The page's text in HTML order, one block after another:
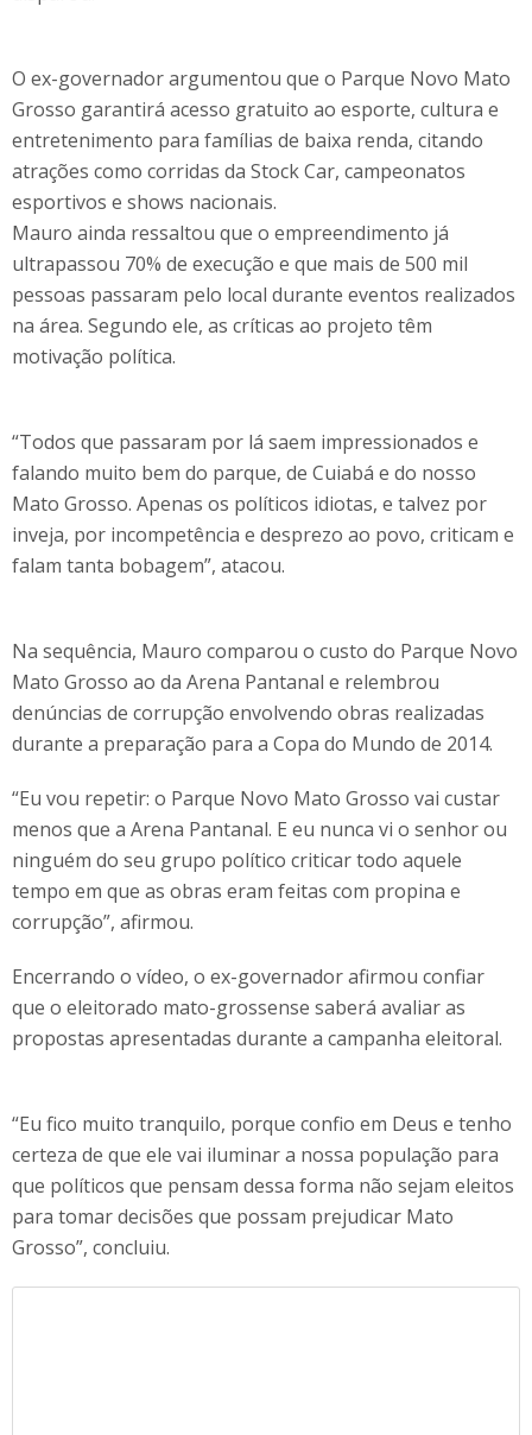
O ex-governador argumentou que o Parque Novo Mato
Grosso garantirá acesso gratuito ao esporte, cultura e
entretenimento para famílias de baixa renda, citando
atrações como corridas da Stock Car, campeonatos
esportivos e shows nacionais.
Mauro ainda ressaltou que o empreendimento já
ultrapassou 70% de execução e que mais de 500 mil
pessoas passaram pelo local durante eventos realizados
na área. Segundo ele, as críticas ao projeto têm
motivação política.
“Todos que passaram por lá saem impressionados e
falando muito bem do parque, de Cuiabá e do nosso
Mato Grosso. Apenas os políticos idiotas, e talvez por
inveja, por incompetência e desprezo ao povo, criticam e
falam tanta bobagem”, atacou.
Na sequência, Mauro comparou o custo do Parque Novo
Mato Grosso ao da Arena Pantanal e relembrou
denúncias de corrupção envolvendo obras realizadas
durante a preparação para a Copa do Mundo de 2014.
“Eu vou repetir: o Parque Novo Mato Grosso vai custar
menos que a Arena Pantanal. E eu nunca vi o senhor ou
ninguém do seu grupo político criticar todo aquele
tempo em que as obras eram feitas com propina e
corrupção”, afirmou.
Encerrando o vídeo, o ex-governador afirmou confiar
que o eleitorado mato-grossense saberá avaliar as
propostas apresentadas durante a campanha eleitoral.
“Eu fico muito tranquilo, porque confio em Deus e tenho
certeza de que ele vai iluminar a nossa população para
que políticos que pensam dessa forma não sejam eleitos
para tomar decisões que possam prejudicar Mato
Grosso”, concluiu.